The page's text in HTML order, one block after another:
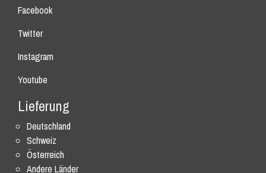
Facebook
Twitter
Instagram
Youtube
Lieferung
Deutschland
Schweiz
Österreich
Andere Länder